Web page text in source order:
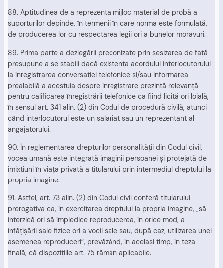
88. Aptitudinea de a reprezenta mijloc material de probă a
suporturilor depinde, în termenii în care norma este formulată,
de producerea lor cu respectarea legii ori a bunelor moravuri.
89. Prima parte a dezlegării preconizate prin sesizarea de faţă
presupune a se stabili dacă existenţa acordului interlocutorului
la înregistrarea conversaţiei telefonice şi/sau informarea
prealabilă a acestuia despre înregistrare prezintă relevanţă
pentru calificarea înregistrării telefonice ca fiind licită ori loială,
în sensul art. 341 alin. (2) din Codul de procedură civilă, atunci
când interlocutorul este un salariat sau un reprezentant al
angajatorului.
90. În reglementarea drepturilor personalităţii din Codul civil,
vocea umană este integrată imaginii persoanei şi protejată de
imixtiuni în viaţa privată a titularului prin intermediul dreptului la
propria imagine.
91. Astfel, art. 73 alin. (2) din Codul civil conferă titularului
prerogativa ca, în exercitarea dreptului la propria imagine, „să
interzică ori să împiedice reproducerea, în orice mod, a
înfăţişării sale fizice ori a vocii sale sau, după caz, utilizarea unei
asemenea reproduceri”, prevăzând, în acelaşi timp, în teza
finală, că dispoziţiile art. 75 rămân aplicabile.